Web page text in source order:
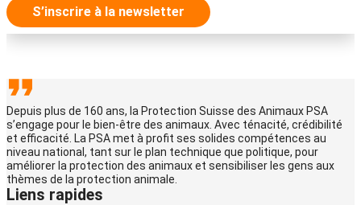
S’inscrire à la newsletter
Depuis plus de 160 ans, la Protection Suisse des Animaux PSA
s’engage pour le bien-être des animaux. Avec ténacité, crédibilité
et efficacité. La PSA met à profit ses solides compétences au
niveau national, tant sur le plan technique que politique, pour
améliorer la protection des animaux et sensibiliser les gens aux
thèmes de la protection animale.
Liens rapides